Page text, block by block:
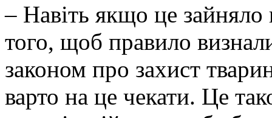
– Навіть якщо це зайняло
того, щоб правило
законом про захист
варто на це чекати. Це